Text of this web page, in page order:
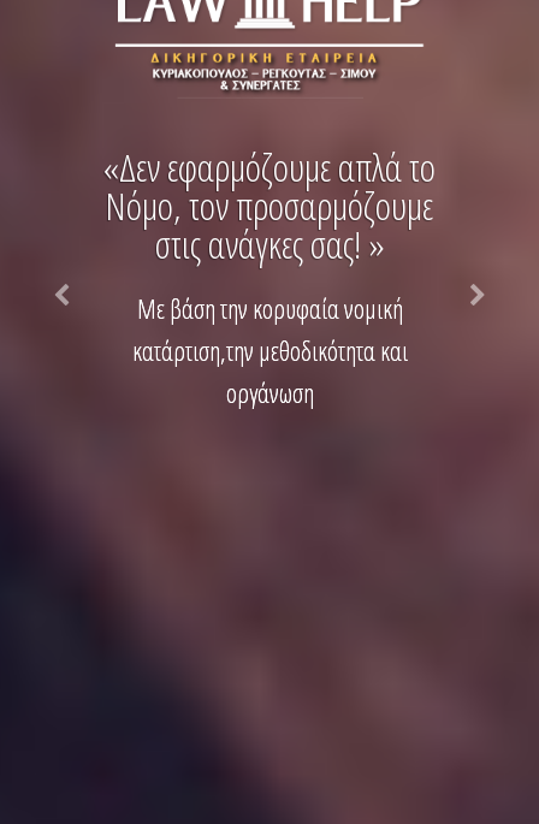
«Δεν εφαρμόζουμε απλά το
Νόμο, τον προσαρμόζουμε
στις ανάγκες σας! »
Με βάση την κορυφαία νομική
κατάρτιση,την μεθοδικότητα και
οργάνωση